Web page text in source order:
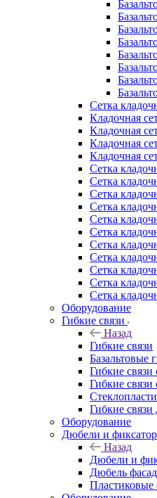
Сетка
Кладочная
Кладочная
Кладочная
Кладочная
Сетка
Сетка
Сетка
Сетка
Сетка
Сетка
Сетка
Сетка
Сетка
Сетка
Сетка
Оборудование
Гибкие связи
Назад
Гибкие связи
Базальтовые
Гибкие
Гибкие
Гибкие связи
Оборудование
Дюбели и
Назад
Дюбели и
Дюбель
Пластиковые